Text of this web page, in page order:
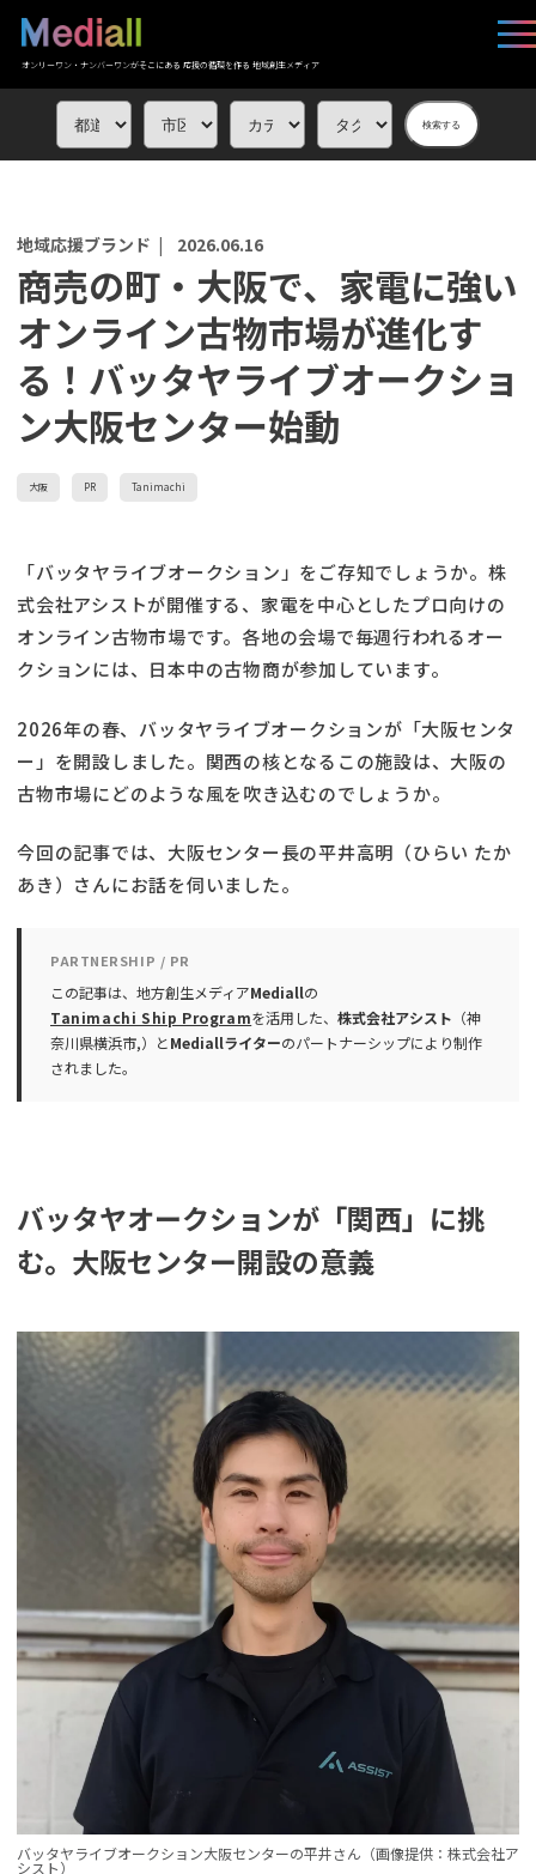
オンリーワン・ナンバーワンがそこにある 応援の循環を作る 地域創生メディア
検索する
地域応援ブランド | 2026.06.16
商売の町・大阪で、家電に強い
オンライン古物市場が進化す
る！バッタヤライブオークショ
ン大阪センター始動
大阪 PR Tanimachi
「バッタヤライブオークション」をご存知でしょうか。株
式会社アシストが開催する、家電を中心としたプロ向けの
オンライン古物市場です。各地の会場で毎週行われるオー
クションには、日本中の古物商が参加しています。
2026年の春、バッタヤライブオークションが「大阪センタ
ー」を開設しました。関西の核となるこの施設は、大阪の
古物市場にどのような風を吹き込むのでしょうか。
今回の記事では、大阪センター長の平井高明（ひらい たか
あき）さんにお話を伺いました。
PARTNERSHIP / PR
この記事は、地方創生メディアMediallの
Tanimachi Ship Programを活用した、株式会社アシスト （神
奈川県横浜市,）とMediallライターのパートナーシップにより制作
されました。
バッタヤオークションが「関西」に挑
む。大阪センター開設の意義
バッタヤライブオークション大阪センターの平井さん（画像提供：株式会社ア
シスト）